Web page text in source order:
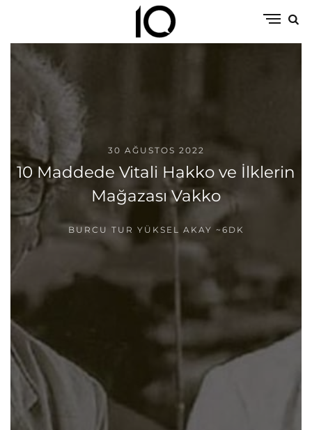
30 AĞUSTOS 2022
10 Maddede Vitali Hakko ve İlklerin
Mağazası Vakko
BURCU TUR YÜKSEL AKAY ~6DK